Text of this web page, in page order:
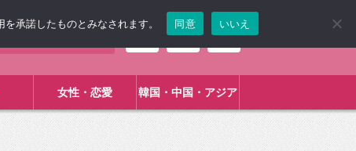
女性・恋愛 韓国・中国・アジア
承諾したものとみなされます。 同意 いいえ